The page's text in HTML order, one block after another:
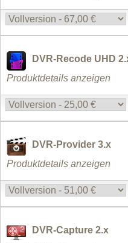
DVR-Recode UHD
Produktdetails anzeigen
DVR-Provider 3.x
Produktdetails anzeigen
DVR-Capture 2.x